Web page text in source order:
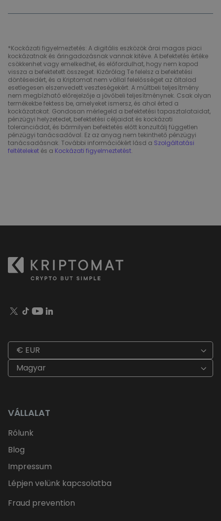
*Kockázati figyelmeztetés: A digitális eszközök árai magas piaci
kockázatnak és áringadozásnak vannak kitéve. A befektetés értéke
csökkenhet vagy emelkedhet, és előfordulhat, hogy nem kapod
vissza a befektetett összeget. Kizárólag Te felelsz a befektetési
döntéseidért, és a Kriptomat nem vállal felelősséget az általad
esetlegesen elszenvedett veszteségekért. A múltbeli teljesítmény
nem megbízható előrejelzője a jövőbeli teljesítménynek. Csak olyan
termékekbe fektess be, amelyeket ismersz, és ahol érted a
kockázatokat. Gondosan mérlegeld a befektetési tapasztalataidat,
pénzügyi helyzetedet, befektetési céljaidat és kockázati
toleranciádat, és bármilyen befektetés előtt konzultálj független
pénzügyi tanácsadóval. Ez az anyag nem tekinthető pénzügyi
tanácsadásnak. További információkért lásd a Szolgáltatási
feltételeket és a Kockázati figyelmeztetést.
€ EUR
Magyar
VÁLLALAT
Rólunk
Blog
Impressum
Lépjen velünk kapcsolatba
Fraud prevention